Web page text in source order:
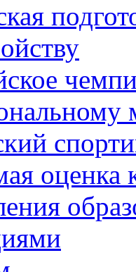
оценка